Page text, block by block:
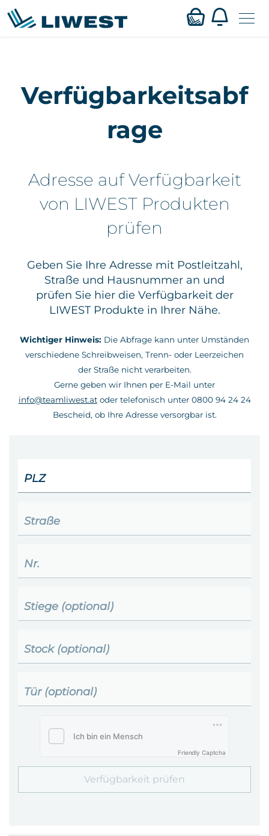
springen
Webmail
Verfügbarkeit
Kontakt
Verfügbarkeitsabf
rage
Adresse auf Verfügbarkeit
von LIWEST Produkten
prüfen
Geben Sie Ihre Adresse mit Postleitzahl,
Straße und Hausnummer an und
prüfen Sie hier die Verfügbarkeit der
LIWEST Produkte in Ihrer Nähe.
Wichtiger Hinweis: Die Abfrage kann unter Umständen
verschiedene Schreibweisen, Trenn- oder Leerzeichen
der Straße nicht verarbeiten.
Gerne geben wir Ihnen per E-Mail unter
info@teamliwest.atoder telefonisch unter 0800 94 24 24
Bescheid, ob Ihre Adresse versorgbar ist.
PLZ
Straße
Nr.
Stiege (optional)
Stock (optional)
Tür (optional)
Friendly Captcha